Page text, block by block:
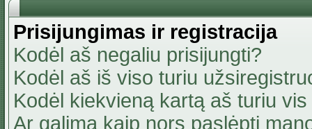
Prisijungimas ir registracija
Kodėl aš negaliu prisijungti?
Kodėl aš iš viso turiu
Kodėl kiekvieną kartą aš turiu
Ar galima kaip nors paslėpti